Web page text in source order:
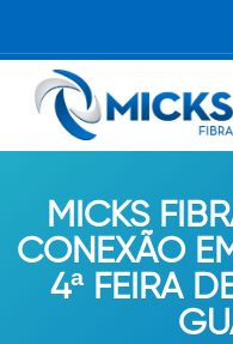
MICKS
CONEXÃO
4ª FEIRA